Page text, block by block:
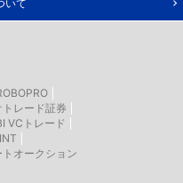
いて
レード証券
VCトレード
オークション